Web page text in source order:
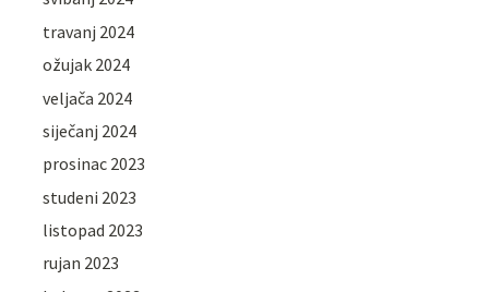
travanj 2024
ožujak 2024
veljača 2024
siječanj 2024
prosinac 2023
studeni 2023
listopad 2023
rujan 2023